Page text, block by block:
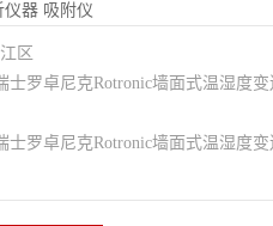
仪器 吸附仪
区
士罗卓尼克Rotronic墙面式温湿度
士罗卓尼克Rotronic墙面式温湿度